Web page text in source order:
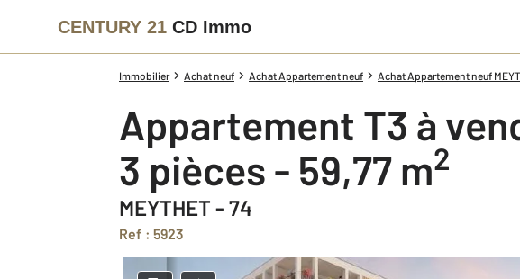
CENTURY 21 CD Immo
Immobilier Achat neuf Achat Appartement neuf Achat Appartement neuf
Appartement T3 à
3 pièces - 59,77 m2
MEYTHET - 74
Ref : 5923